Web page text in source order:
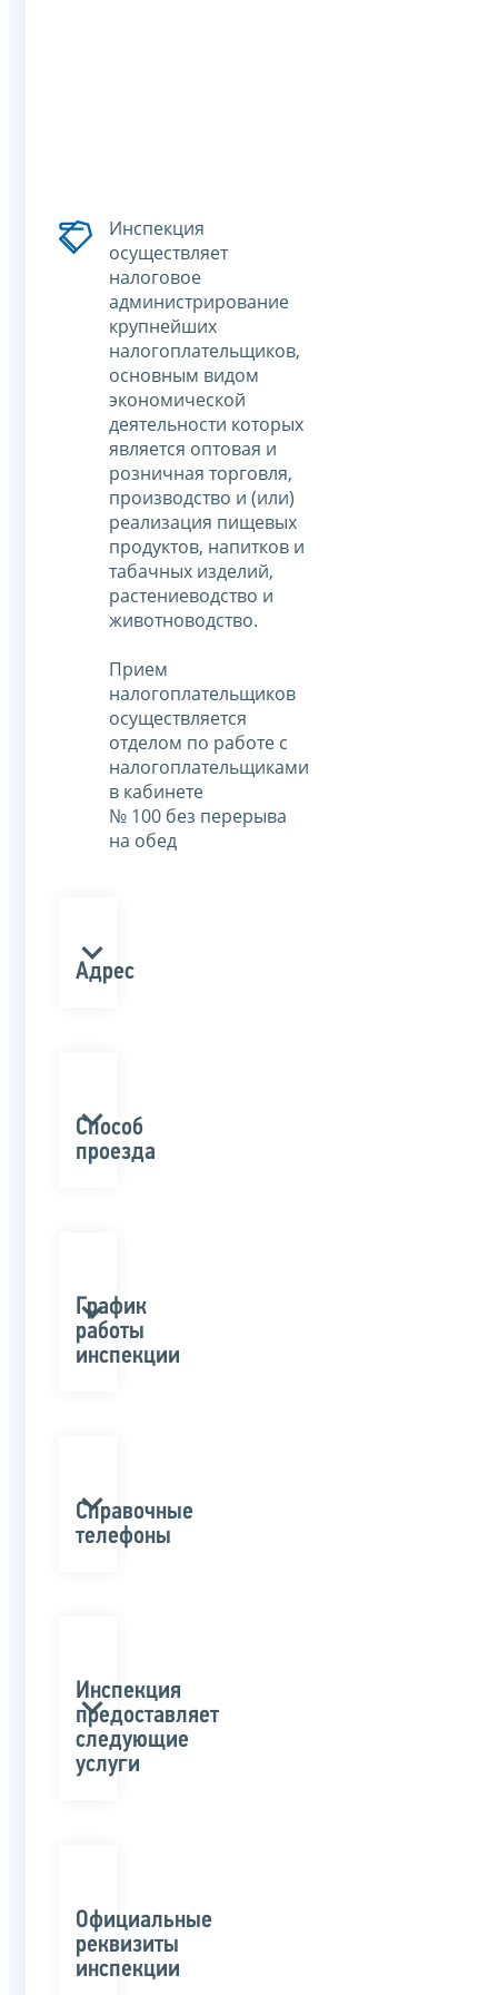
Инспекция
осуществляет
налоговое
администрирование
крупнейших
налогоплательщиков,
основным видом
экономической
деятельности которых
является оптовая и
розничная торговля,
производство и (или)
реализация пищевых
продуктов, напитков и
табачных изделий,
растениеводство и
животноводство.
Прием
налогоплательщиков
осуществляется
отделом по работе с
налогоплательщиками
в кабинете
№ 100 без перерыва
на обед
Адрес
Способ
проезда
График
работы
инспекции
Справочные
телефоны
Инспекция
предоставляет
следующие
услуги
Официальные
реквизиты
инспекции